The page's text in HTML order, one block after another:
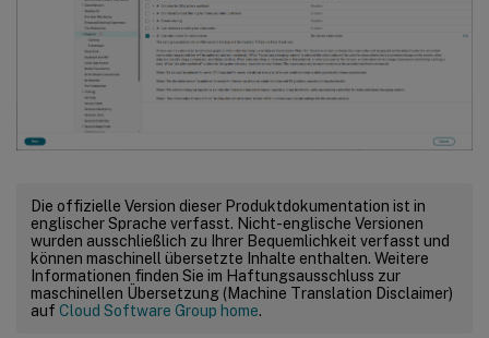
Die offizielle Version dieser Produktdokumentation ist in
englischer Sprache verfasst. Nicht-englische Versionen
wurden ausschließlich zu Ihrer Bequemlichkeit verfasst und
können maschinell übersetzte Inhalte enthalten. Weitere
Informationen finden Sie im Haftungsausschluss zur
maschinellen Übersetzung (Machine Translation Disclaimer)
auf Cloud Software Group home.